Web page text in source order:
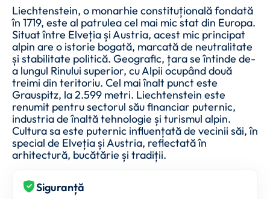
Liechtenstein, o monarhie constituțională fondată
în 1719, este al patrulea cel mai mic stat din Europa.
Situat între Elveția și Austria, acest mic principat
alpin are o istorie bogată, marcată de neutralitate
și stabilitate politică. Geografic, țara se întinde de-
a lungul Rinului superior, cu Alpii ocupând două
treimi din teritoriu. Cel mai înalt punct este
Grauspitz, la 2.599 metri. Liechtenstein este
renumit pentru sectorul său financiar puternic,
industria de înaltă tehnologie și turismul alpin.
Cultura sa este puternic influențată de vecinii săi, în
special de Elveția și Austria, reflectată în
arhitectură, bucătărie și tradiții.
Siguranță